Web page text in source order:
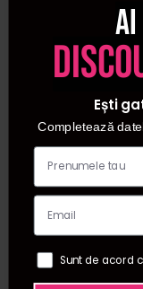
Ești
Completează
Sunt de acord